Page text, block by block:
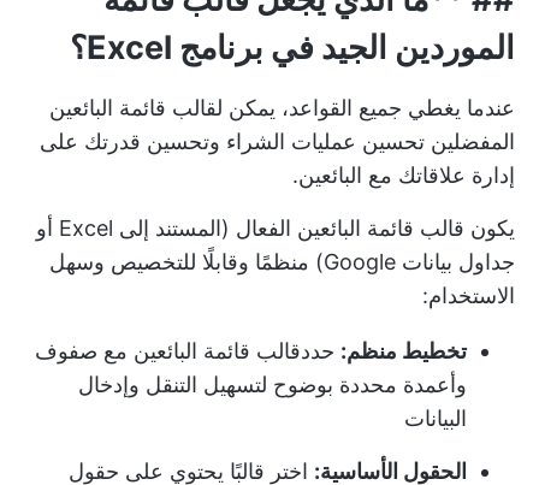
الموردين الجيد في برنامج Excel؟
عندما يغطي جميع القواعد، يمكن لقالب قائمة البائعين
المفضلين تحسين عمليات الشراء وتحسين قدرتك على
إدارة علاقاتك مع البائعين.
يكون قالب قائمة البائعين الفعال (المستند إلى Excel أو
جداول بيانات Google) منظمًا وقابلًا للتخصيص وسهل
الاستخدام:
تخطيط منظم: حددقالب قائمة البائعين مع صفوف
وأعمدة محددة بوضوح لتسهيل التنقل وإدخال
البيانات
الحقول الأساسية: اختر قالبًا يحتوي على حقول